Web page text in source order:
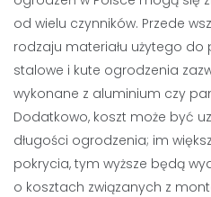
od wielu czynników. Przede
rodzaju materiału użytego
stalowe i kute ogrodzenia
wykonane z aluminium czy
Dodatkowo, koszt może być
długości ogrodzenia; im
pokrycia, tym wyższe będą
o kosztach związanych z